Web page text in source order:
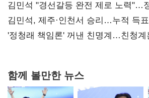
김민석 "경선갈등 완전 제로 노력"…
사과부터"
김민석, 제주·인천서 승리…누적 득
탈환'(종합)
'정청래 책임론' 꺼낸 친명계…친청계
함께 볼만한 뉴스